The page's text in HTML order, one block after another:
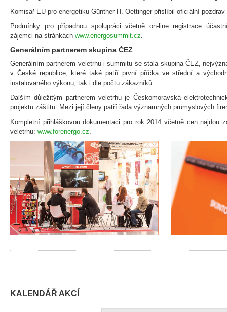
Komisař EU pro energetiku Günther H. Oettinger přislíbil oficiální
Podmínky pro případnou spolupráci včetně on-line registrace
zájemci na stránkách www.energosummit.cz
Generálním partnerem skupina ČEZ
Generálním partnerem veletrhu i summitu se stala skupina ČEZ,
v České republice, které také patří první příčka ve střední a
instalovaného výkonu, tak i dle počtu zákazníků.
Dalším důležitým partnerem veletrhu je Českomoravská
projektu záštitu. Mezi její členy patří řada významných průmyslových
Kompletní přihláškovou dokumentaci pro rok 2014 včetně cen najdou
veletrhu: www.forenergo.cz
KALENDÁŘ AKCÍ